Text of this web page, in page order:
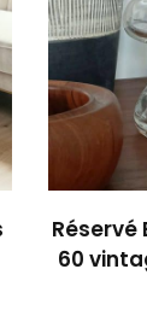
Réservé
60